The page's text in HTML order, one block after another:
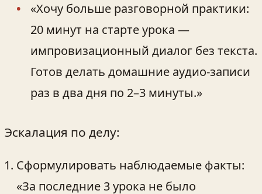
«Хочу больше разговорной практики:
20 минут на старте урока —
импровизационный диалог без текста.
Готов делать домашние аудио‑записи
раз в два дня по 2–3 минуты.»
Эскалация по делу:
Сформулировать наблюдаемые факты:
«За последние 3 урока не было